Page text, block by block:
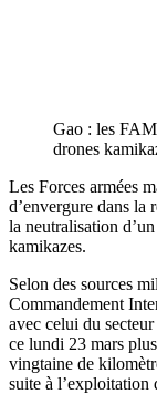
Gao : les
drones
Les Forces armées
d’envergure dans la
la neutralisation
kamikazes.
Selon des sources
Commandement
avec celui du
ce lundi 23 mars
vingtaine de
suite à l’exploitation